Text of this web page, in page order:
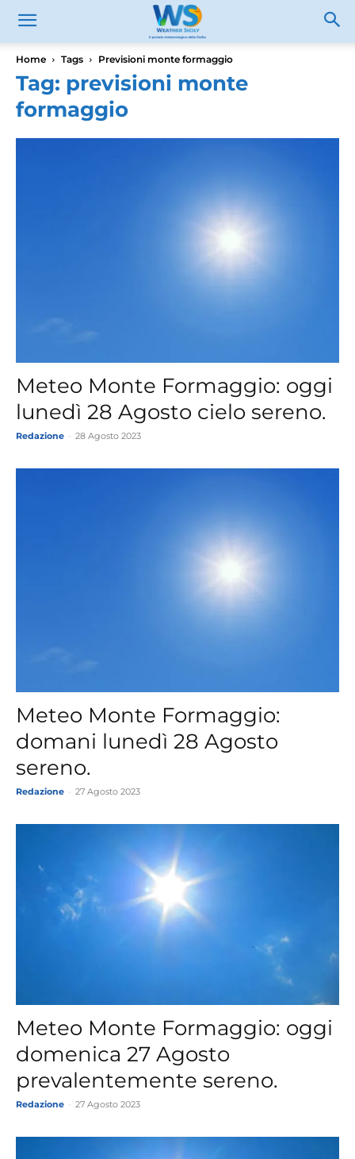
Home Tags Previsioni monte formaggio
Tag: previsioni monte
formaggio
Meteo Monte Formaggio: oggi
lunedì 28 Agosto cielo sereno.
Redazione 28 Agosto 2023
Meteo Monte Formaggio:
domani lunedì 28 Agosto
sereno.
Redazione 27 Agosto 2023
Meteo Monte Formaggio: oggi
domenica 27 Agosto
prevalentemente sereno.
Redazione 27 Agosto 2023